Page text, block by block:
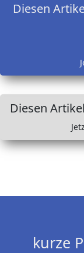
Diesen
Diesen
kurze